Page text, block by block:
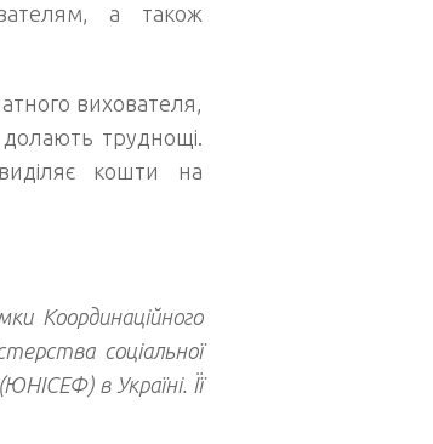
а також
вихователя,
труднощі.
кошти на
Координаційного
соціальної
в Україні. Її